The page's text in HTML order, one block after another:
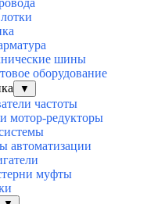
шины
оборудование
▼
частоты
мотор-редукторы
автоматизации
муфты